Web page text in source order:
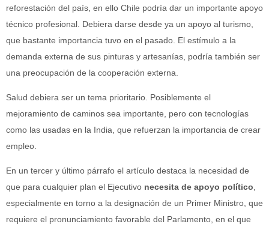
reforestación del país, en ello Chile podría dar un importante apoyo
técnico profesional. Debiera darse desde ya un apoyo al turismo,
que bastante importancia tuvo en el pasado. El estímulo a la
demanda externa de sus pinturas y artesanías, podría también ser
una preocupación de la cooperación externa.
Salud debiera ser un tema prioritario. Posiblemente el
mejoramiento de caminos sea importante, pero con tecnologías
como las usadas en la India, que refuerzan la importancia de crear
empleo.
En un tercer y último párrafo el artículo destaca la necesidad de
que para cualquier plan el Ejecutivo necesita de apoyo político,
especialmente en torno a la designación de un Primer Ministro, que
requiere el pronunciamiento favorable del Parlamento, en el que